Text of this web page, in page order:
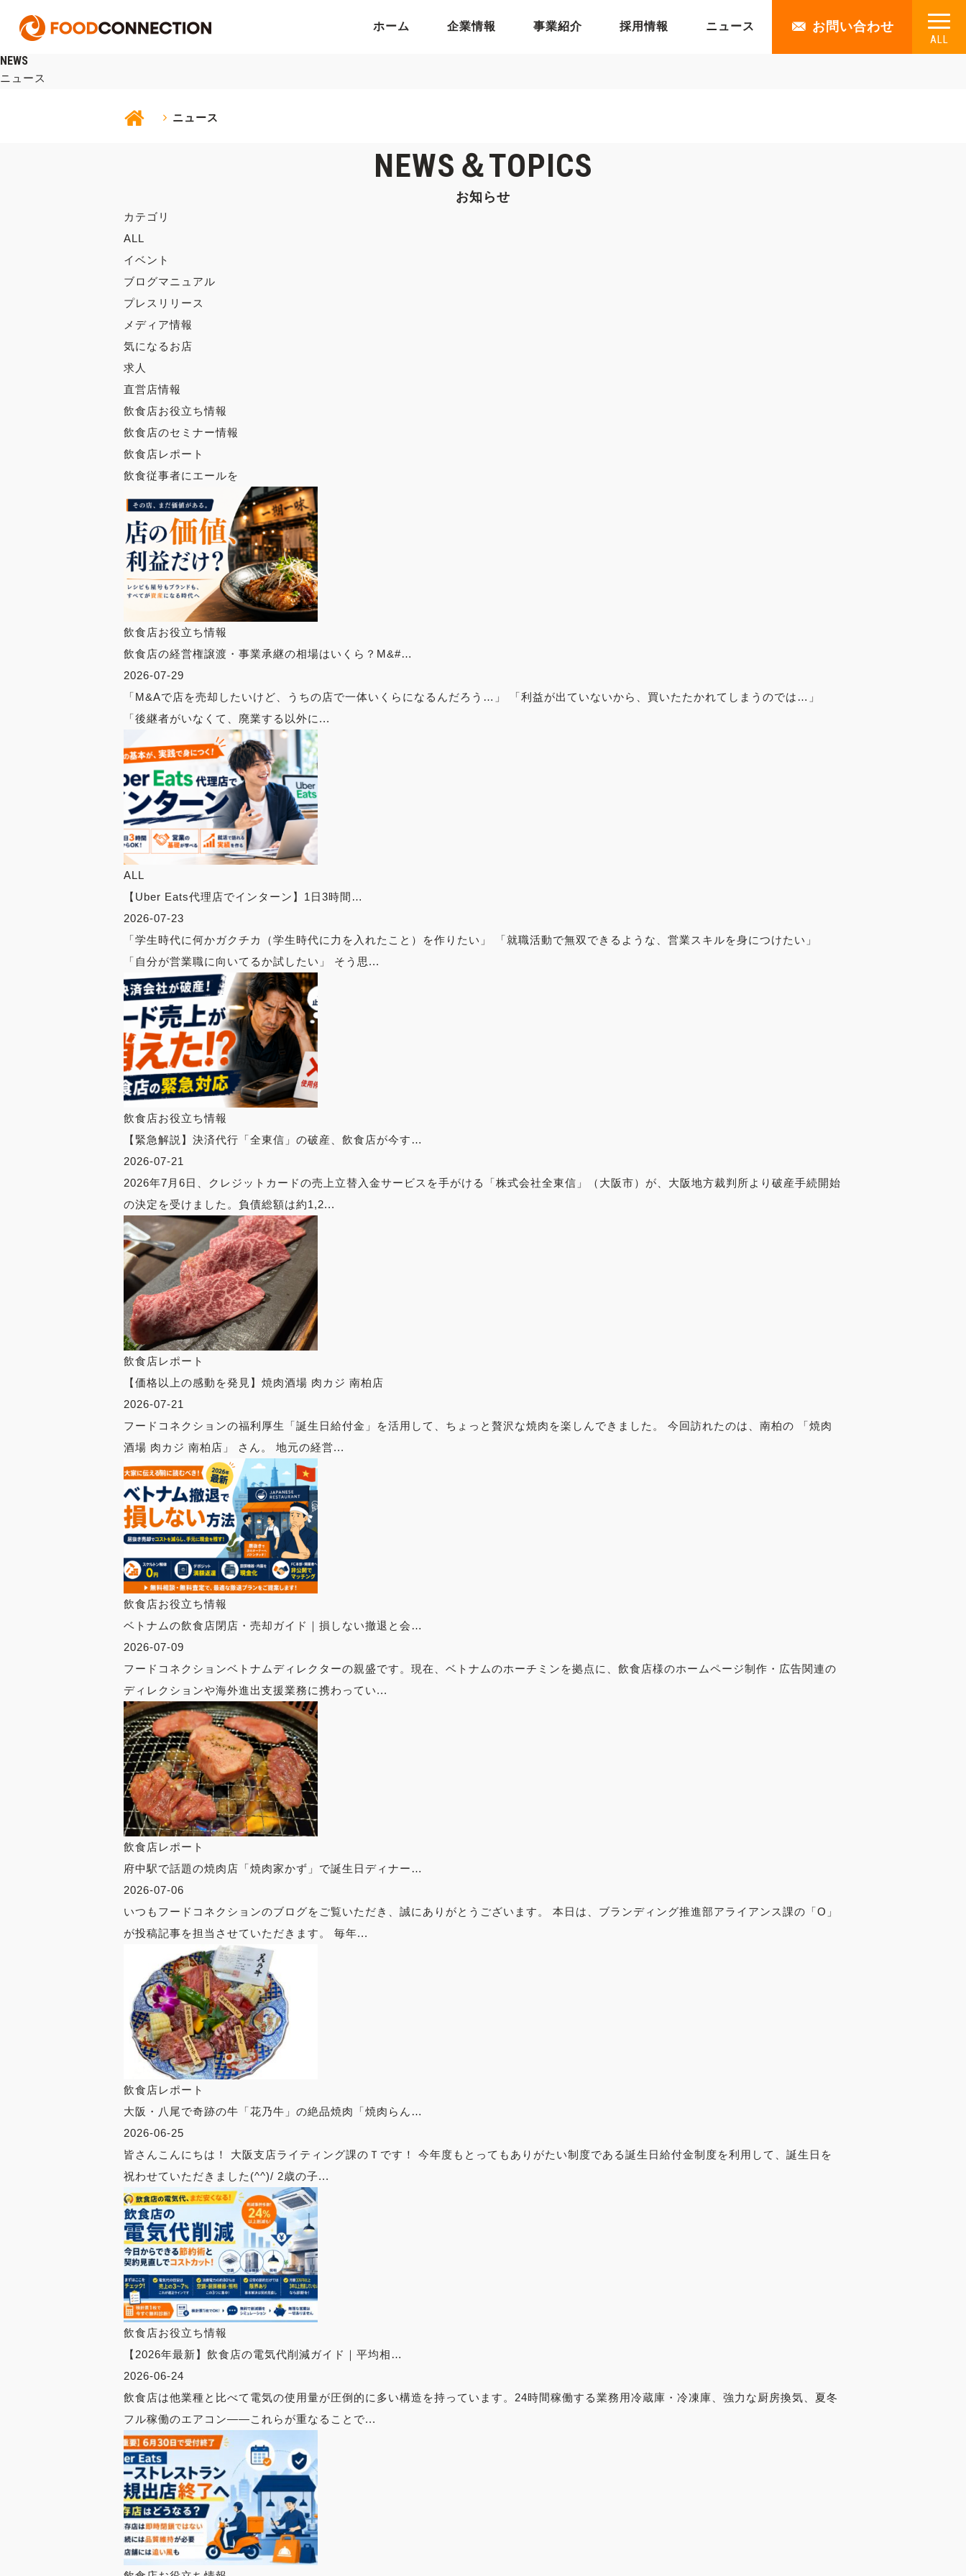
ALL
お問い合わせ
ホーム 企業情報 事業紹介 採用情報 ニュース
NEWS
ニュース
ニュース
NEWS＆TOPICS
お知らせ
カテゴリ
ALL
イベント
ブログマニュアル
プレスリリース
メディア情報
気になるお店
求人
直営店情報
飲食店お役立ち情報
飲食店のセミナー情報
飲食店レポート
飲食従事者にエールを
飲食店お役立ち情報
飲食店の経営権譲渡・事業承継の相場はいくら？M&#…
2026-07-29
「M&Aで店を売却したいけど、うちの店で一体いくらになるんだろう…」 「利益が出ていないから、買いたたかれてしまうのでは…」
「後継者がいなくて、廃業する以外に...
ALL
【Uber Eats代理店でインターン】1日3時間…
2026-07-23
「学生時代に何かガクチカ（学生時代に力を入れたこと）を作りたい」 「就職活動で無双できるような、営業スキルを身につけたい」
「自分が営業職に向いてるか試したい」 そう思...
飲食店お役立ち情報
【緊急解説】決済代行「全東信」の破産、飲食店が今す…
2026-07-21
2026年7月6日、クレジットカードの売上立替入金サービスを手がける「株式会社全東信」（大阪市）が、大阪地方裁判所より破産手続開始
の決定を受けました。負債総額は約1,2...
飲食店レポート
【価格以上の感動を発見】焼肉酒場 肉カジ 南柏店
2026-07-21
フードコネクションの福利厚生「誕生日給付金」を活用して、ちょっと贅沢な焼肉を楽しんできました。 今回訪れたのは、南柏の 「焼肉
酒場 肉カジ 南柏店」 さん。 地元の経営...
飲食店お役立ち情報
ベトナムの飲食店閉店・売却ガイド｜損しない撤退と会…
2026-07-09
フードコネクションベトナムディレクターの親盛です。現在、ベトナムのホーチミンを拠点に、飲食店様のホームページ制作・広告関連の
ディレクションや海外進出支援業務に携わってい...
飲食店レポート
府中駅で話題の焼肉店「焼肉家かず」で誕生日ディナー…
2026-07-06
いつもフードコネクションのブログをご覧いただき、誠にありがとうございます。 本日は、ブランディング推進部アライアンス課の「O」
が投稿記事を担当させていただきます。 毎年...
飲食店レポート
大阪・八尾で奇跡の牛「花乃牛」の絶品焼肉「焼肉らん…
2026-06-25
皆さんこんにちは！ 大阪支店ライティング課のＴです！ 今年度もとってもありがたい制度である誕生日給付金制度を利用して、誕生日を
祝わせていただきました(^^)/ 2歳の子...
飲食店お役立ち情報
【2026年最新】飲食店の電気代削減ガイド｜平均相…
2026-06-24
飲食店は他業種と比べて電気の使用量が圧倒的に多い構造を持っています。24時間稼働する業務用冷蔵庫・冷凍庫、強力な厨房換気、夏冬
フル稼働のエアコン——これらが重なることで...